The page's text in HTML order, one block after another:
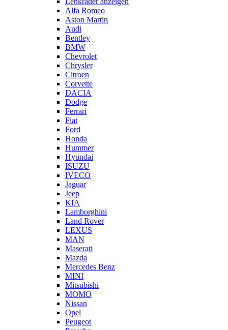
Alfa Romeo
Aston Martin
Audi
Bentley
BMW
Chevrolet
Chrysler
Citroen
Corvette
DACIA
Dodge
Ferrari
Fiat
Ford
Honda
Hummer
Hyundai
ISUZU
IVECO
Jaguar
Jeep
KIA
Lamborghini
Land Rover
LEXUS
MAN
Maserati
Mazda
Mercedes Benz
MINI
Mitsubishi
MOMO
Nissan
Opel
Peugeot